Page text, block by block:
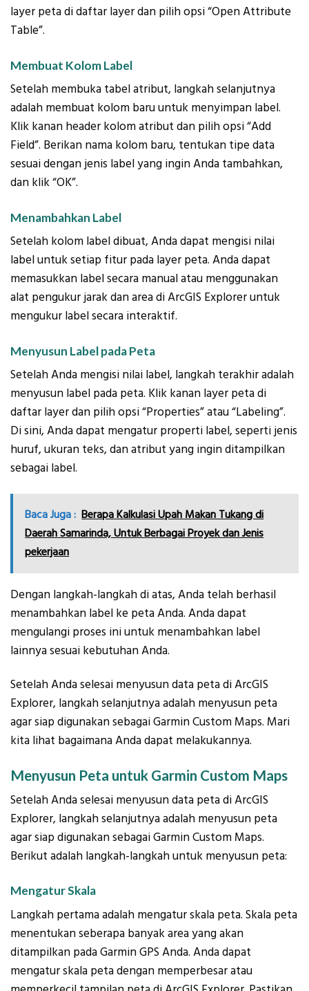
layer peta di daftar layer dan pilih opsi “Open Attribute
Table”.
Membuat Kolom Label
Setelah membuka tabel atribut, langkah selanjutnya
adalah membuat kolom baru untuk menyimpan label.
Klik kanan header kolom atribut dan pilih opsi “Add
Field”. Berikan nama kolom baru, tentukan tipe data
sesuai dengan jenis label yang ingin Anda tambahkan,
dan klik “OK”.
Menambahkan Label
Setelah kolom label dibuat, Anda dapat mengisi nilai
label untuk setiap fitur pada layer peta. Anda dapat
memasukkan label secara manual atau menggunakan
alat pengukur jarak dan area di ArcGIS Explorer untuk
mengukur label secara interaktif.
Menyusun Label pada Peta
Setelah Anda mengisi nilai label, langkah terakhir adalah
menyusun label pada peta. Klik kanan layer peta di
daftar layer dan pilih opsi “Properties” atau “Labeling”.
Di sini, Anda dapat mengatur properti label, seperti jenis
huruf, ukuran teks, dan atribut yang ingin ditampilkan
sebagai label.
Baca Juga : Berapa Kalkulasi Upah Makan Tukang di
Daerah Samarinda, Untuk Berbagai Proyek dan Jenis
pekerjaan
Dengan langkah-langkah di atas, Anda telah berhasil
menambahkan label ke peta Anda. Anda dapat
mengulangi proses ini untuk menambahkan label
lainnya sesuai kebutuhan Anda.
Setelah Anda selesai menyusun data peta di ArcGIS
Explorer, langkah selanjutnya adalah menyusun peta
agar siap digunakan sebagai Garmin Custom Maps. Mari
kita lihat bagaimana Anda dapat melakukannya.
Menyusun Peta untuk Garmin Custom Maps
Setelah Anda selesai menyusun data peta di ArcGIS
Explorer, langkah selanjutnya adalah menyusun peta
agar siap digunakan sebagai Garmin Custom Maps.
Berikut adalah langkah-langkah untuk menyusun peta:
Mengatur Skala
Langkah pertama adalah mengatur skala peta. Skala peta
menentukan seberapa banyak area yang akan
ditampilkan pada Garmin GPS Anda. Anda dapat
mengatur skala peta dengan memperbesar atau